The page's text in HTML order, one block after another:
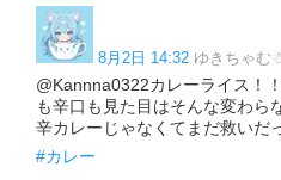
8月2日 14:32 ゆきちゃ
@Kannna0322カレーライス！
も辛口も見た目はそんな変わら
辛カレーじゃなくてまだ救いだ
#カレー